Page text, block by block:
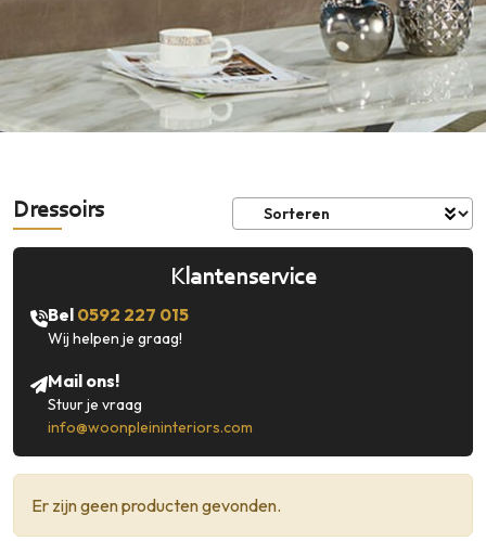
Accessoires
Maatwerk
Sale
Contact
Bel ons: 0592 227 015
Dressoirs
Klantenservice
Bel 0592 227 015
Wij helpen je graag!
Mail ons!
Stuur je vraag
info@woonpleininteriors.com
Er zijn geen producten gevonden.